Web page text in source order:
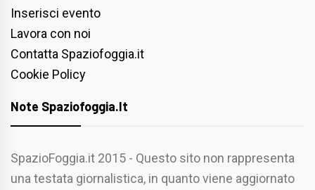
Inserisci evento
Lavora con noi
Contatta Spaziofoggia.it
Cookie Policy
Note Spaziofoggia.it
SpazioFoggia.it 2015 - Questo sito non rappresenta
una testata giornalistica, in quanto viene aggiornato